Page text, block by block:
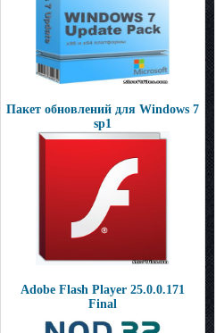
Пакет обновлений для Windows 7
sp1
Adobe Flash Player 25.0.0.171
Final